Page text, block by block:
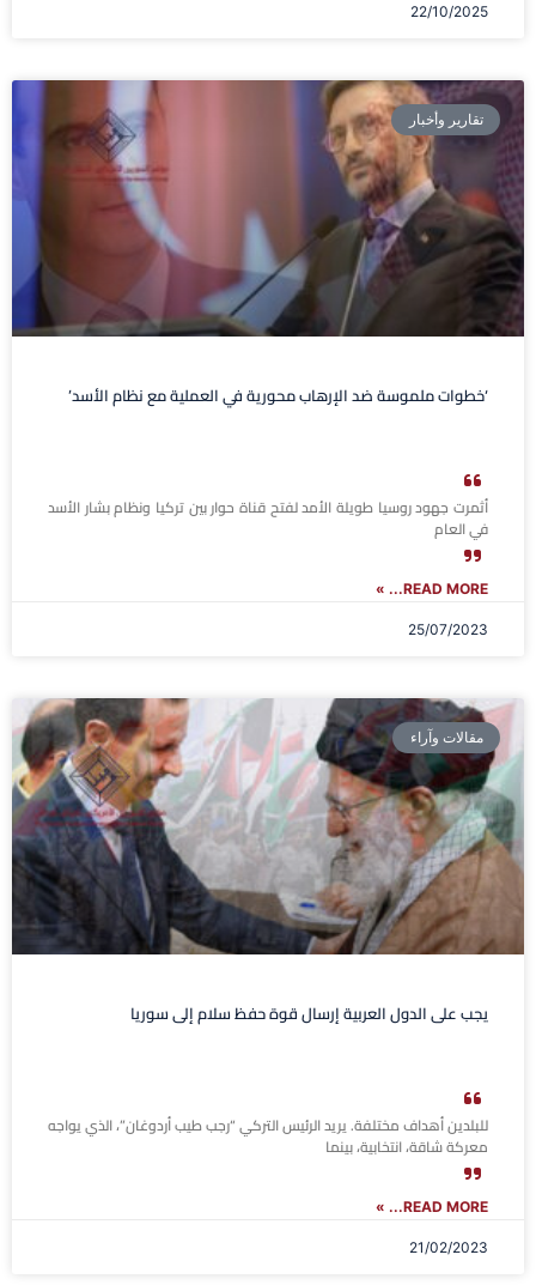
22/10/2025
تقارير وأخبار
‘خطوات ملموسة ضد الإرهاب محورية في العملية مع نظام الأسد’
أثمرت جهود روسيا طويلة الأمد لفتح قناة حوار بين تركيا ونظام بشار الأسد
في العام
READ MORE... »
25/07/2023
مقالات وآراء
يجب على الدول العربية إرسال قوة حفظ سلام إلى سوريا
للبلدين أهداف مختلفة. يريد الرئيس التركي “رجب طيب أردوغان”، الذي يواجه
معركة شاقة، انتخابية، بينما
READ MORE... »
21/02/2023